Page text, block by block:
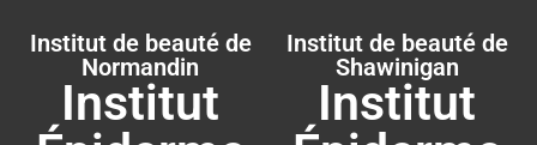
Institut de beauté de
Normandin
Institut
Institut de beauté de
Shawinigan
Institut